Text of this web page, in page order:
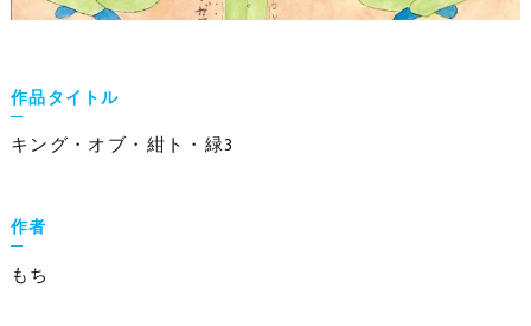
作品タイトル
キング・オブ・紺ト・緑3
作者
もち